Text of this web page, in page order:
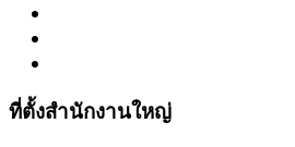
ที่ตั้งสำนักงานใหญ่